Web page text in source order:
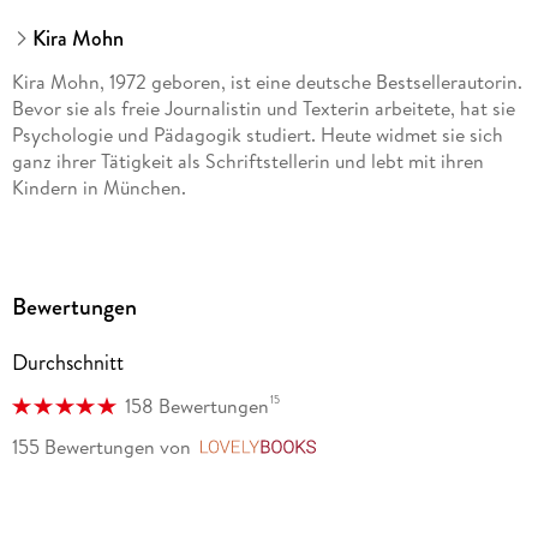
Kira Mohn
Kira Mohn, 1972 geboren, ist eine deutsche Bestsellerautorin.
Bevor sie als freie Journalistin und Texterin arbeitete, hat sie
Psychologie und Pädagogik studiert. Heute widmet sie sich
ganz ihrer Tätigkeit als Schriftstellerin und lebt mit ihren
Kindern in München.
Bewertungen
Durchschnitt
158 Bewertungen15
155 Bewertungen von